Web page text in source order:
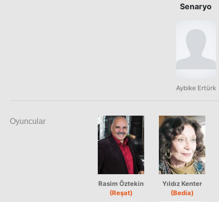
Senaryo
Aybike Ertürk
Oyuncular
Rasim Öztekin
(Reşat)
Yıldız Kenter
(Bedia)